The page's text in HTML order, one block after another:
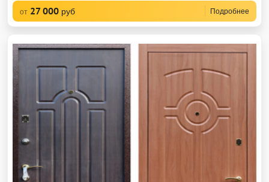
от 27 000 руб Подробнее